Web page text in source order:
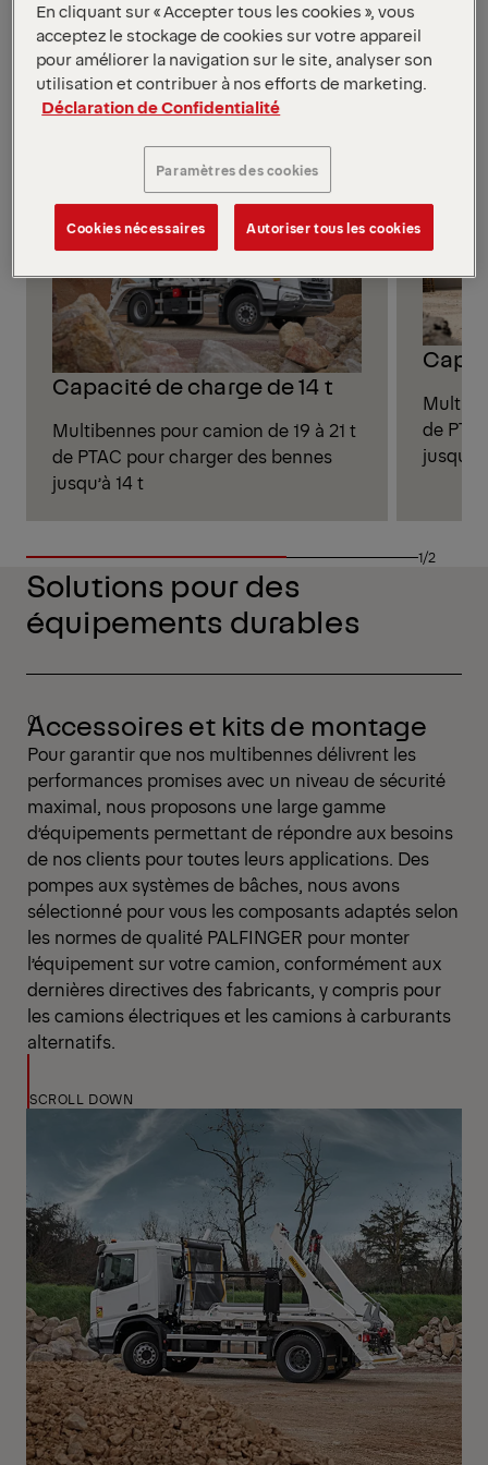
Multibennes par capacité de
chargement
Voir tous les modèles
Capacité de charge de 14 t
Multibennes pour camion de 19 à 21 t
de PTAC pour charger des bennes
jusqu’à 14 t
de
jusqu’à
1/2
Solutions pour des
équipements durables
Accessoires et kits de montage
Pour garantir que nos multibennes délivrent les
performances promises avec un niveau de sécurité
maximal, nous proposons une large gamme
d’équipements permettant de répondre aux besoins
de nos clients pour toutes leurs applications. Des
pompes aux systèmes de bâches, nous avons
sélectionné pour vous les composants adaptés selon
les normes de qualité PALFINGER pour monter
l’équipement sur votre camion, conformément aux
dernières directives des fabricants, y compris pour
les camions électriques et les camions à carburants
alternatifs.
SCROLL DOWN
En cliquant sur « Accepter tous les cookies », vous
acceptez le stockage de cookies sur votre appareil
pour améliorer la navigation sur le site, analyser son
utilisation et contribuer à nos efforts de marketing.
Déclaration de Confidentialité
Paramètres des cookies
Cookies nécessaires Autoriser tous les cookies